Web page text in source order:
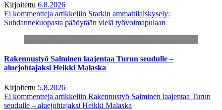
Kirjoitettu 6.8.2026
Ei kommentteja artikkeliin Starkin ammattilaiskysely:
Suhdannekuopasta päädytään vielä työvoimapulaan
Rakennustyö Salminen laajentaa Turun seudulle –
aluejohtajaksi Heikki Malaska
Kirjoitettu 5.8.2026
Ei kommentteja artikkeliin Rakennustyö Salminen laajentaa Turun
seudulle – aluejohtajaksi Heikki Malaska